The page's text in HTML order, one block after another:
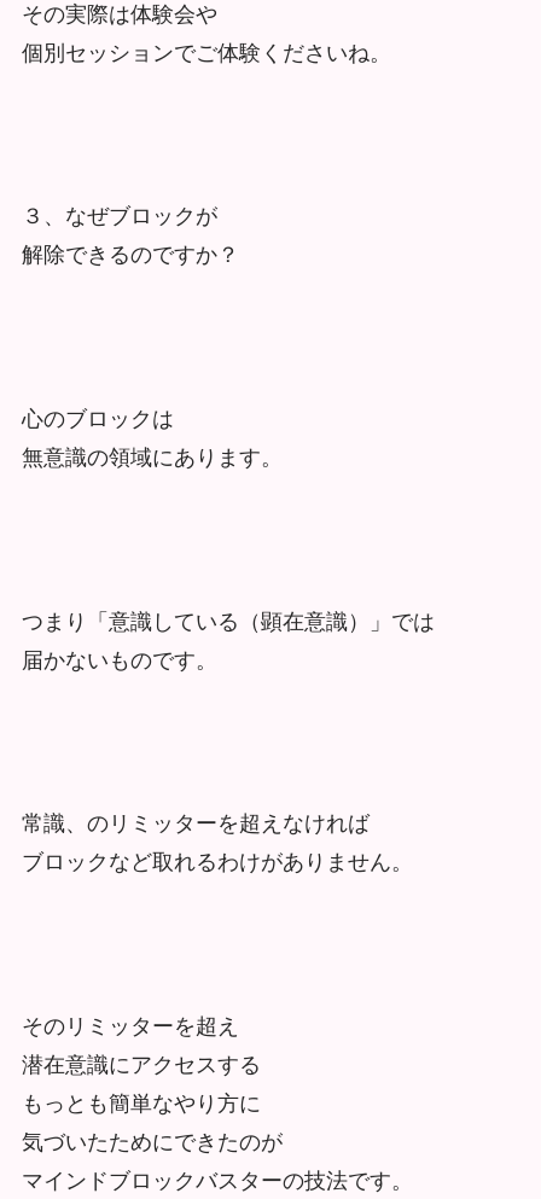
その実際は体験会や
個別セッションでご体験くださいね。
３、なぜブロックが
解除できるのですか？
心のブロックは
無意識の領域にあります。
つまり「意識している（顕在意識）」では
届かないものです。
常識、のリミッターを超えなければ
ブロックなど取れるわけがありません。
そのリミッターを超え
潜在意識にアクセスする
もっとも簡単なやり方に
気づいたためにできたのが
マインドブロックバスターの技法です。